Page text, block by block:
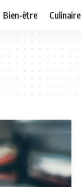
Bien-être Culinaire